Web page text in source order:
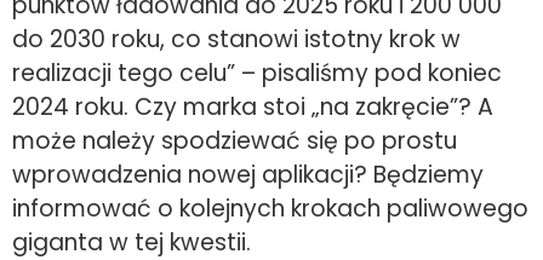
do 2030 roku, co stanowi istotny krok w
realizacji tego celu” – pisaliśmy pod koniec
2024 roku. Czy marka stoi „na zakręcie”? A
może należy spodziewać się po prostu
wprowadzenia nowej aplikacji? Będziemy
informować o kolejnych krokach paliwowego
giganta w tej kwestii.